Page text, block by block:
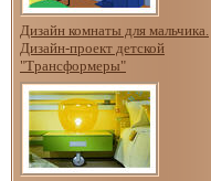
Дизайн комнаты для мальчика.
Дизайн-проект детской
"Трансформеры"